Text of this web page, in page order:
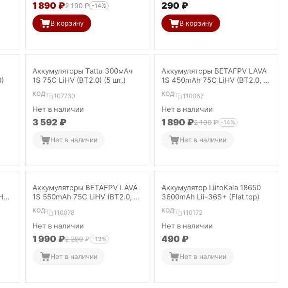
1 890 ₽2 190₽ -14%
В корзину
‍290‍ ₽
В корзину
Аккумуляторы Tattu 300мАч
1S 75C LiHV (BT2.0) (5 шт.)
КОД: 107730
Нет в наличии
3 592 ₽
Нет в наличии
Аккумуляторы BETAFPV LAVA
1S 450mAh 75C LiHV (BT2.0, 4
шт)
КОД: 110067
Нет в наличии
1 890 ₽2 190₽ -14%
Нет в наличии
Аккумуляторы BETAFPV LAVA
1S 550mAh 75C LiHV (BT2.0, 4
шт)
КОД: 110078
Нет в наличии
1 990 ₽2 290₽ -13%
Нет в наличии
Аккумулятор LiitoKala 18650
3600mAh Lii-36S+ (Flat top)
КОД: 110172
Нет в наличии
‍490‍ ₽
Нет в наличии